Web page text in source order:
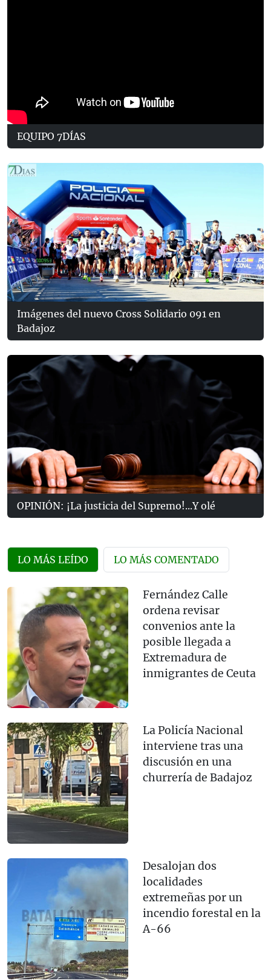
EQUIPO 7DÍAS
Imágenes del nuevo Cross Solidario 091 en
Badajoz
OPINIÓN: ¡La justicia del Supremo!...Y olé
LO MÁS LEÍDO LO MÁS COMENTADO
Fernández Calle
ordena revisar
convenios ante la
posible llegada a
Extremadura de
inmigrantes de Ceuta
La Policía Nacional
interviene tras una
discusión en una
churrería de Badajoz
Desalojan dos
localidades
extremeñas por un
incendio forestal en la
A-66